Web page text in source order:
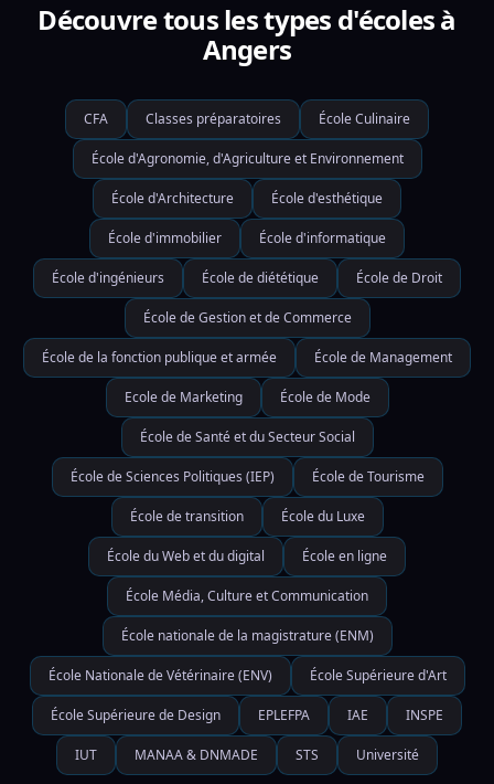
Découvre tous les types d'écoles à
Angers
CFA Classes préparatoires École Culinaire
École d'Agronomie, d'Agriculture et Environnement
École d'Architecture École d'esthétique
École d'immobilier École d'informatique
École d'ingénieurs École de diététique École de Droit
École de Gestion et de Commerce
École de la fonction publique et armée École de Management
Ecole de Marketing École de Mode
École de Santé et du Secteur Social
École de Sciences Politiques (IEP) École de Tourisme
École de transition École du Luxe
École du Web et du digital École en ligne
École Média, Culture et Communication
École nationale de la magistrature (ENM)
École Nationale de Vétérinaire (ENV) École Supérieure d'Art
École Supérieure de Design EPLEFPA IAE INSPE
IUT MANAA & DNMADE STS Université